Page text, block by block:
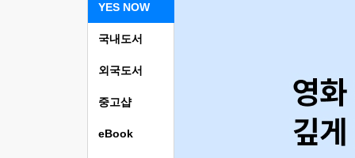
YES NOW
국내도서
외국도서
중고샵
eBook